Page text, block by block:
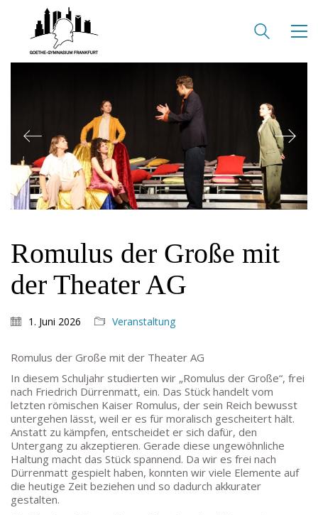
Romulus der Große mit
der Theater AG
1. Juni 2026 Veranstaltung
Romulus der Große mit der Theater AG
In diesem Schuljahr studierten wir „Romulus der Große“, frei
nach Friedrich Dürrenmatt, ein. Das Stück handelt vom
letzten römischen Kaiser Romulus, der sein Reich bewusst
untergehen lässt, weil er es für moralisch gescheitert hält.
Anstatt zu kämpfen, entscheidet er sich dafür, den
Untergang zu akzeptieren. Gerade diese ungewöhnliche
Haltung macht das Stück spannend. Da wir es frei nach
Dürrenmatt gespielt haben, konnten wir viele Elemente auf
die heutige Zeit beziehen und so dadurch akkurater
gestalten.
Goethe-Gymnasium
Friedrich-Ebert-Anlage 22
60325 Frankfurt am Main
IMPRESSUM →
DATENSCHUTZ →
KONTAKT